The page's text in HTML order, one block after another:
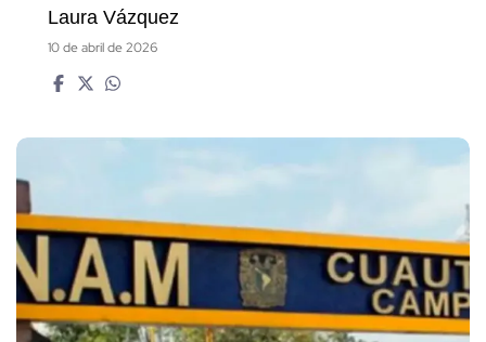
Laura Vázquez
10 de abril de 2026